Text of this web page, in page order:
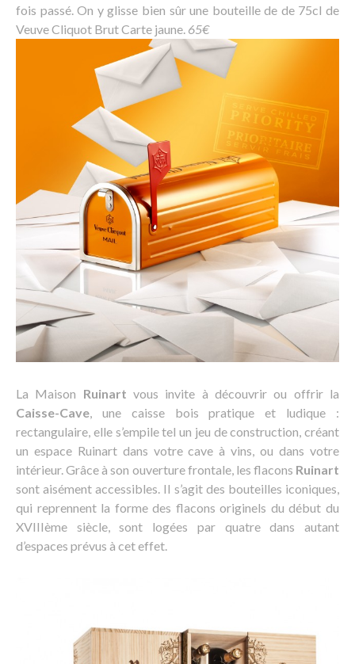
fois passé. On y glisse bien sûr une bouteille de de 75cl de
Veuve Cliquot Brut Carte jaune. 65€
La Maison Ruinart vous invite à découvrir ou offrir la
Caisse-Cave , une caisse bois pratique et ludique :
rectangulaire, elle s’empile tel un jeu de construction, créant
un espace Ruinart dans votre cave à vins, ou dans votre
intérieur. Grâce à son ouverture frontale, les flacons Ruinart
sont aisément accessibles. Il s’agit des bouteilles iconiques,
qui reprennent la forme des flacons originels du début du
XVIIIème siècle, sont logées par quatre dans autant
d’espaces prévus à cet effet.